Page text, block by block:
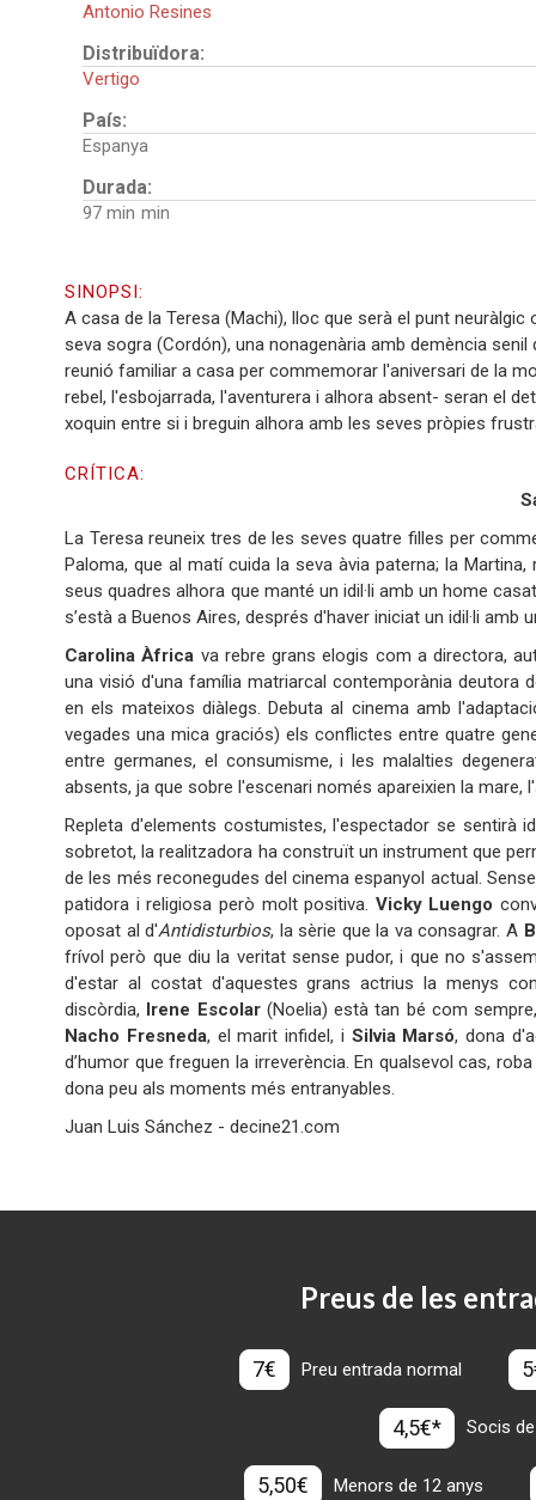
Antonio Resines
Distribuïdora:
Vertigo
País:
Espanya
Durada:
97 min
SINOPSI:
A casa de la Teresa (Machi), lloc que serà el punt
seva sogra (Cordón), una nonagenària amb demència
reunió familiar a casa per commemorar l'aniversari de la
rebel, l'esbojarrada, l'aventurera i alhora absent- seran el
xoquin entre si i breguin alhora amb les seves pròpies
CRÍTICA:
La Teresa reuneix tres de les seves quatre filles per
Paloma, que al matí cuida la seva àvia paterna; la
seus quadres alhora que manté un idil·li amb un home
s’està a Buenos Aires, després d'haver iniciat un idil·li amb
Carolina Àfrica va rebre grans elogis com a directora,
una visió d'una família matriarcal contemporània deutora
en els mateixos diàlegs. Debuta al cinema amb
vegades una mica graciós) els conflictes entre quatre
entre germanes, el consumisme, i les malalties
absents, ja que sobre l'escenari només apareixien la
Repleta d'elements costumistes, l'espectador se sentirà
sobretot, la realitzadora ha construït un instrument que
de les més reconegudes del cinema espanyol actual.
patidora i religiosa però molt positiva. Vicky Luengo
oposat al d'Antidisturbios, la sèrie que la va consagrar. A
frívol però que diu la veritat sense pudor, i que no
d'estar al costat d'aquestes grans actrius la menys
discòrdia, Irene Escolar(Noelia) està tan bé com
Nacho Fresneda, el marit infidel, i Silvia Marsó, dona
d’humor que freguen la irreverència. En qualsevol cas,
dona peu als moments més entranyables.
Juan Luis Sánchez - decine21.com
Preus de les
7€ Preu entrada normal
4,5€* Socis
5,50€ Menors de 12 anys